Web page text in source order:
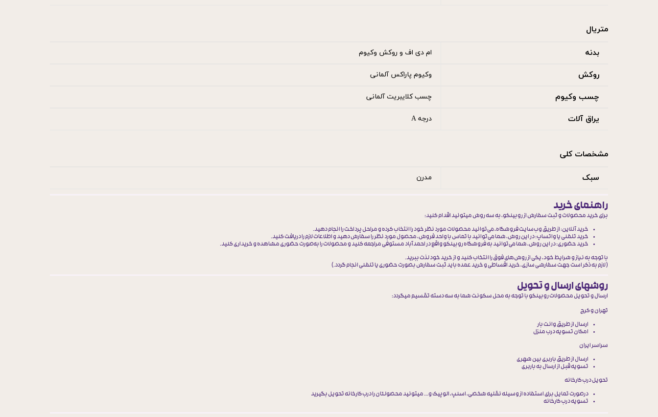
متریال
بدنه ام دی اف و روکش وکیوم
روکش وکیوم پاراکس آلمانی
چسب وکیوم چسب کلایبریت آلمانی
یراق آلات درجه A
مشخصات کلی
سبک مدرن
راهنمای خرید
برای خرید محصولات و ثبت سفارش از روبینکو، به سه روش میتونید اقدام کنید:
خرید آنلاین: از طریق وب‌سایت فروشگاه، می‌توانید محصولات مورد نظر خود را انتخاب کرده و مراحل پرداخت را انجام دهید.
خرید تلفنی یا واتساپ: در این روش، شما می‌توانید با تماس با واحد فروش، محصول مورد نظر را سفارش دهید و اطلاعات لازم را دریافت کنید.
خرید حضوری: در این روش، شما می‌توانید به فروشگاه روبینکو واقع در احمدآباد مستوفی مراجعه کنید و محصولات را به‌صورت حضوری مشاهده و خریداری کنید.
با توجه به نیاز و شرایط خود، یکی از روش‌های فوق را انتخاب کنید و از خرید خود لذت ببرید.
( لازم به ذکر است جهتسفارشی سازی، خرید اقساطی و خرید عمدهباید ثبت سفارش بصورتحضوری یا تلفنیانجام گردد.)
روشهای ارسال و تحویل
ارسال و تحویل محصولات روبینکو با توجه به محل سکونت شما به سه دسته تقسیم میگردد:
تهران و کرج
ارسال از طریق وانت بار
امکان تسویه درب منزل
سراسر ایران
ارسال از طریق باربری بین شهری
تسویه قبل از ارسال به باربری
تحویل درب کارخانه
درصورت تمایل برای استفاده از وسیله نقلیه شخصی، اسنپ، الوپیک و... میتونید محصولتان را درب کارخانه تحویل بگیرید
تسویه درب کارخانه